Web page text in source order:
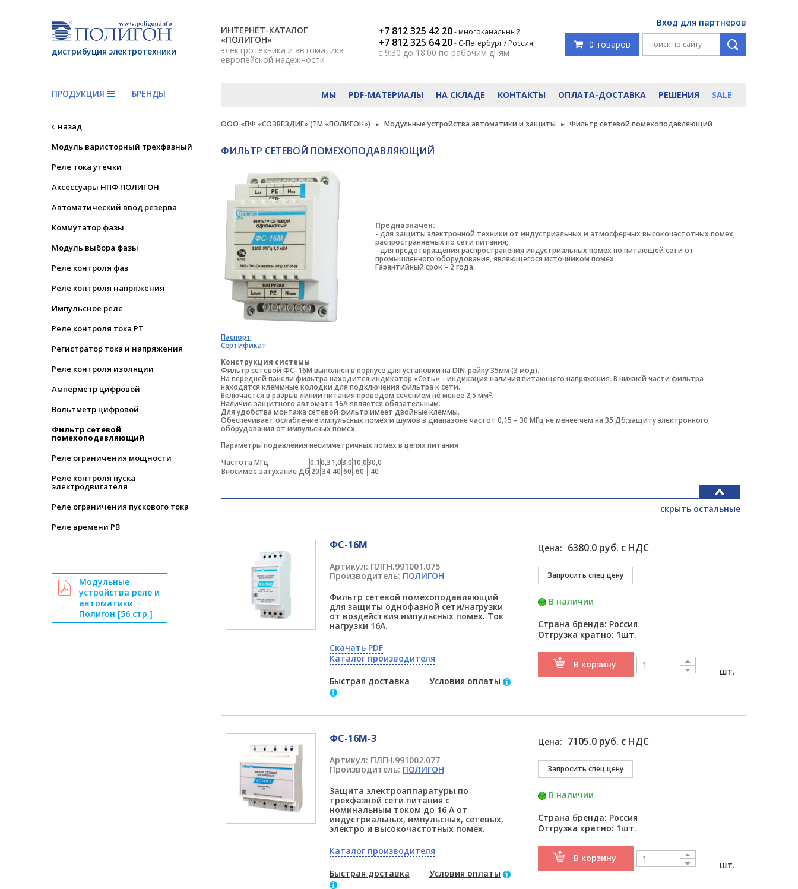
дистрибуция электротехники
ИНТЕРНЕТ-КАТАЛОГ
«ПОЛИГОН»
электротехника и автоматика
европейской надежности
+7 812 325 42 20- многоканальный
+7 812 325 64 20- С-Петербург / Россия
с 9:30 до 18:00 по рабочим дням
Вход для партнеров
0 товаров
ПРОДУКЦИЯ БРЕНДЫ МЫ PDF-МАТЕРИАЛЫ НА СКЛАДЕ КОНТАКТЫ ОПЛАТА-ДОСТАВКА РЕШЕНИЯ SALE
назад
Модуль варисторный трехфазный
Реле тока утечки
Аксессуары НПФ ПОЛИГОН
Автоматический ввод резерва
Коммутатор фазы
Модуль выбора фазы
Реле контроля фаз
Реле контроля напряжения
Импульсное реле
Реле контроля тока РТ
Регистратор тока и напряжения
Реле контроля изоляции
Амперметр цифровой
Вольтметр цифровой
Фильтр сетевой
помехоподавляющий
Реле ограничения мощности
Реле контроля пуска
электродвигателя
Реле ограничения пускового тока
Реле времени РВ
Модульные
устройства реле и
автоматики
Полигон [56 стр.]
ООО «ПФ «СОЗВЕЗДИЕ» (ТМ «ПОЛИГОН») Модульные устройства автоматики и защиты Фильтр сетевой помехоподавляющий
ФИЛЬТР СЕТЕВОЙ ПОМЕХОПОДАВЛЯЮЩИЙ
скрыть остальные
Предназначен:
- для защиты электронной техники от индустриальных и атмосферных высокочастотных помех,
распространяемых по сети питания;
- для предотвращения распространения индустриальных помех по питающей сети от
промышленного оборудования, являющегося источником помех.
Гарантийный срок – 2 года.
Паспорт
Сертификат
Конструкция системы
Фильтр сетевой ФС–16М выполнен в корпусе для установки на DIN-рейку 35мм (3 мод).
На передней панели фильтра находится индикатор «Сеть» – индикация наличия питающего напряжения. В нижней части фильтра
находятся клеммные колодки для подключения фильтра к сети.
Включается в разрыв линии питания проводом сечением не менее 2,5 мм2.
Наличие защитного автомата 16А является обязательным.
Для удобства монтажа сетевой фильтр имеет двойные клеммы.
Обеспечивает ослабление импульсных помех и шумов в диапазоне частот 0,15 – 30 МГц не менее чем на 35 Дб;защиту электронного
оборудования от импульсных помех.
Параметры подавления несимметричных помех в цепях питания
Частота МГц
0,10,31,03,010,030,0
Вносимое затухание Дб 20 34 40 60 60 40
ФС-16М
Артикул: ПЛГН.991001.075
Производитель: ПОЛИГОН
Фильтр сетевой помехоподавляющий
для защиты однофазной сети/нагрузки
от воздействия импульсных помех. Ток
нагрузки 16А.
Скачать PDF
Каталог производителя
Быстрая доставка
Условия оплаты
Цена: 6380.0 руб. с НДС
В наличии
Страна бренда: Россия
Отгрузка кратно: 1шт.
В корзину
шт.
ФС-16М-3
Артикул: ПЛГН.991002.077
Производитель: ПОЛИГОН
Защита электроаппаратуры по
трехфазной сети питания с
номинальным током до 16 А от
индустриальных, импульсных, сетевых,
электро и высокочастотных помех.
Каталог производителя
Быстрая доставка
Условия оплаты
Цена: 7105.0 руб. с НДС
В наличии
Страна бренда: Россия
Отгрузка кратно: 1шт.
В корзину
шт.